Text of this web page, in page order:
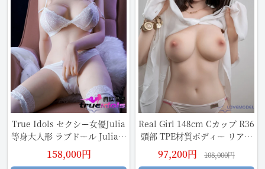
True Idols セクシー女優Julia
等身大人形 ラブドール Juliaヘ
ッド ボディ選択可能
158,000円
Real Girl 148cm Cカップ R36
頭部 TPE材質ボディー リアル
ドール
97,200円 108,000円